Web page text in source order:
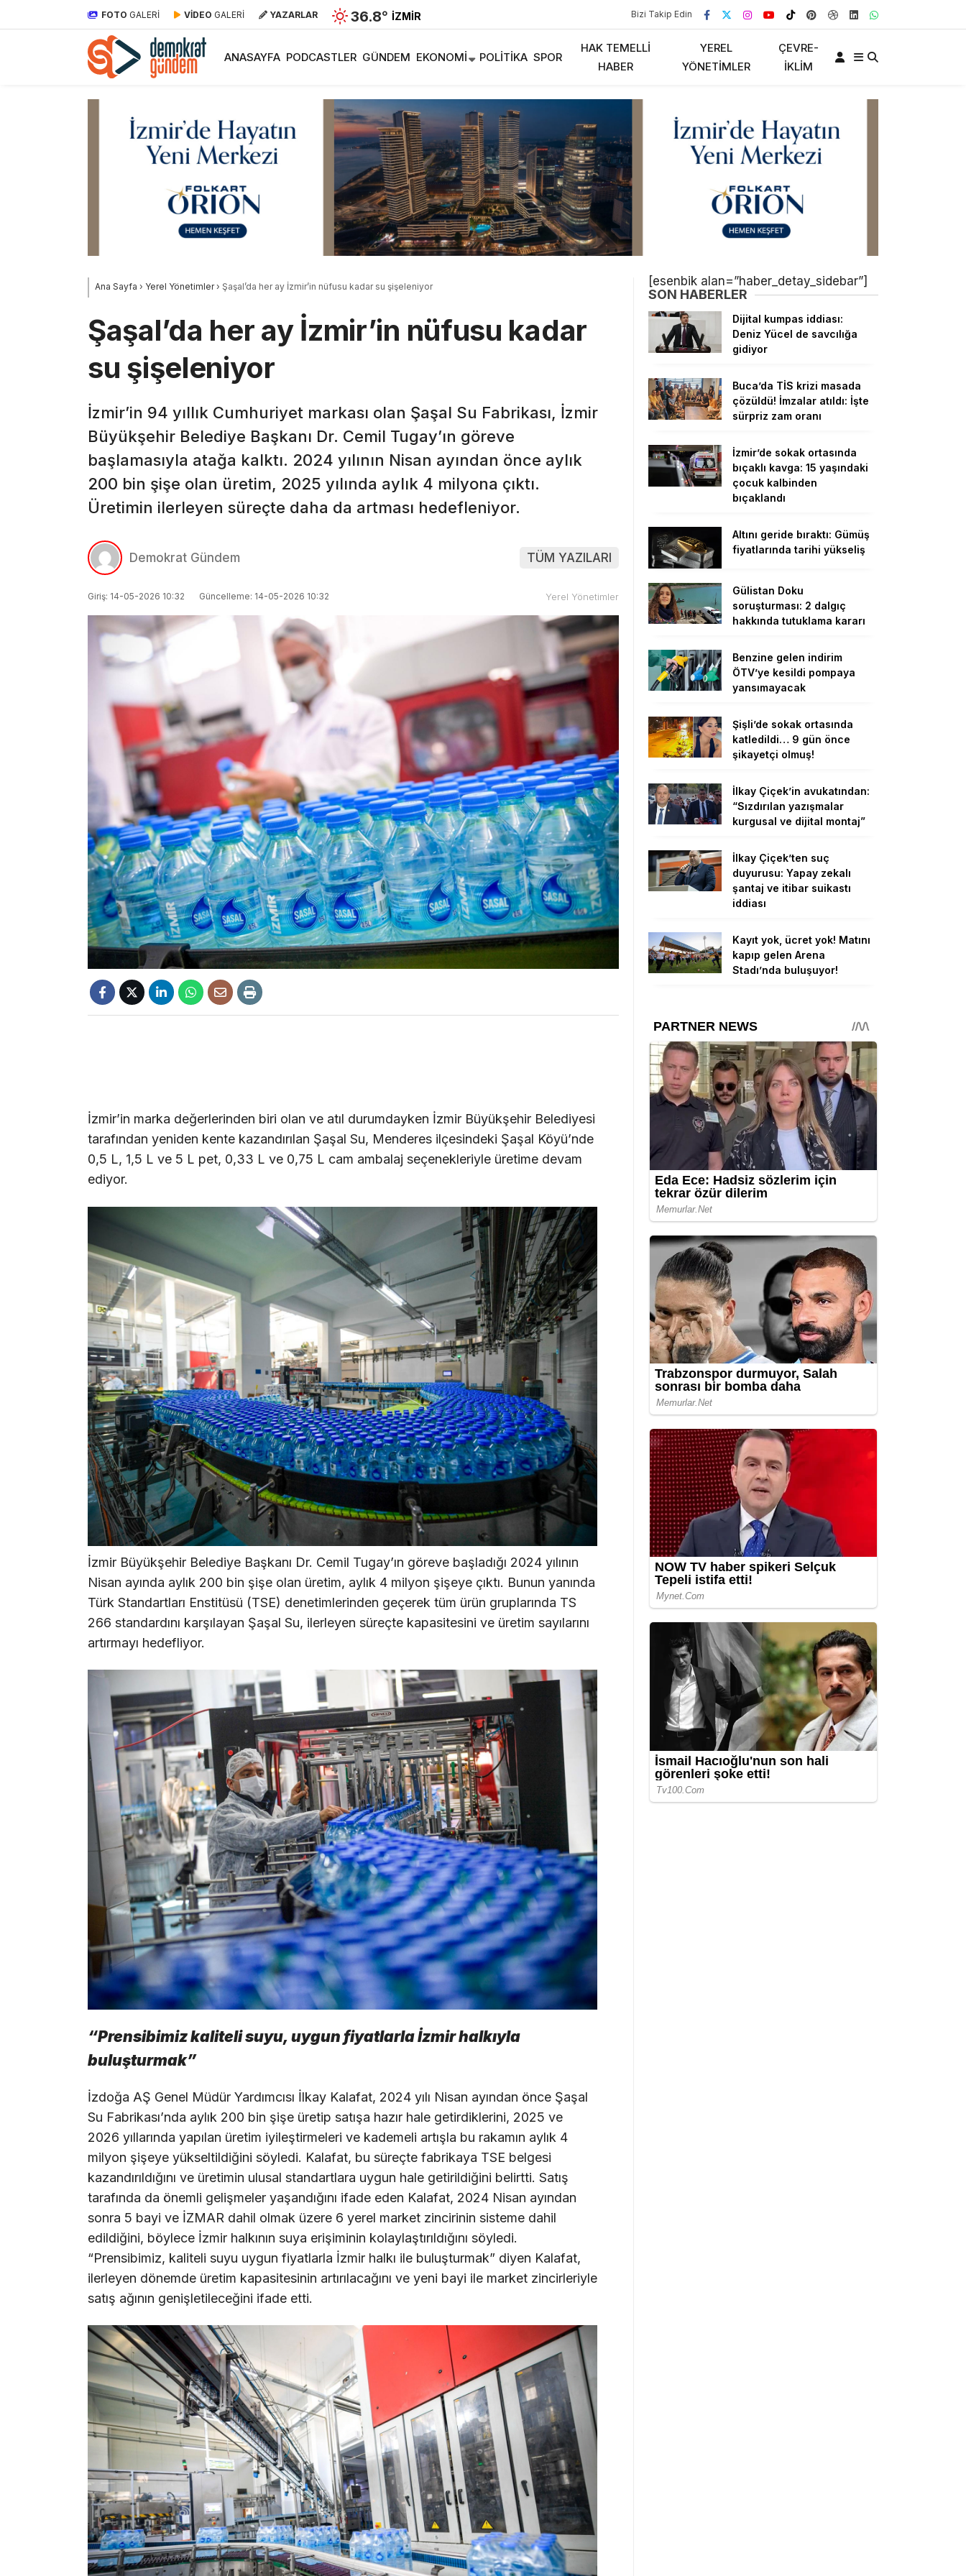
FOTO GALERİ VİDEO GALERİ YAZARLAR 36.8° İZMIR Bizi Takip Edin
ANASAYFA PODCASTLER GÜNDEM EKONOMI POLITIKA SPOR
HAK TEMELLI
HABER
YEREL
YÖNETIMLER
ÇEVRE-
İKLIM
Ana Sayfa › Yerel Yönetimler› Şaşal’da her ay İzmir’in nüfusu kadar su şişeleniyor
Şaşal’da her ay İzmir’in nüfusu kadar
su şişeleniyor
İzmir’in 94 yıllık Cumhuriyet markası olan Şaşal Su Fabrikası, İzmir
Büyükşehir Belediye Başkanı Dr. Cemil Tugay’ın göreve
başlamasıyla atağa kalktı. 2024 yılının Nisan ayından önce aylık
200 bin şişe olan üretim, 2025 yılında aylık 4 milyona çıktı.
Üretimin ilerleyen süreçte daha da artması hedefleniyor.
Demokrat Gündem TÜM YAZILARI
Giriş: 14-05-2026 10:32 Güncelleme: 14-05-2026 10:32 Yerel Yönetimler
İzmir’in marka değerlerinden biri olan ve atıl durumdayken İzmir Büyükşehir Belediyesi
tarafından yeniden kente kazandırılan Şaşal Su, Menderes ilçesindeki Şaşal Köyü’nde
0,5 L, 1,5 L ve 5 L pet, 0,33 L ve 0,75 L cam ambalaj seçenekleriyle üretime devam
ediyor.
İzmir Büyükşehir Belediye Başkanı Dr. Cemil Tugay’ın göreve başladığı 2024 yılının
Nisan ayında aylık 200 bin şişe olan üretim, aylık 4 milyon şişeye çıktı. Bunun yanında
Türk Standartları Enstitüsü (TSE) denetimlerinden geçerek tüm ürün gruplarında TS
266 standardını karşılayan Şaşal Su, ilerleyen süreçte kapasitesini ve üretim sayılarını
artırmayı hedefliyor.
“Prensibimiz kaliteli suyu, uygun fiyatlarla İzmir halkıyla
buluşturmak”
İzdoğa AŞ Genel Müdür Yardımcısı İlkay Kalafat, 2024 yılı Nisan ayından önce Şaşal
Su Fabrikası’nda aylık 200 bin şişe üretip satışa hazır hale getirdiklerini, 2025 ve
2026 yıllarında yapılan üretim iyileştirmeleri ve kademeli artışla bu rakamın aylık 4
milyon şişeye yükseltildiğini söyledi. Kalafat, bu süreçte fabrikaya TSE belgesi
kazandırıldığını ve üretimin ulusal standartlara uygun hale getirildiğini belirtti. Satış
tarafında da önemli gelişmeler yaşandığını ifade eden Kalafat, 2024 Nisan ayından
sonra 5 bayi ve İZMAR dahil olmak üzere 6 yerel market zincirinin sisteme dahil
edildiğini, böylece İzmir halkının suya erişiminin kolaylaştırıldığını söyledi.
“Prensibimiz, kaliteli suyu uygun fiyatlarla İzmir halkı ile buluşturmak” diyen Kalafat,
ilerleyen dönemde üretim kapasitesinin artırılacağını ve yeni bayi ile market zincirleriyle
satış ağının genişletileceğini ifade etti.
[esenbik alan=”haber_detay_sidebar”]
SON HABERLER
Dijital kumpas iddiası:
Deniz Yücel de savcılığa
gidiyor
Buca’da TİS krizi masada
çözüldü! İmzalar atıldı: İşte
sürpriz zam oranı
İzmir’de sokak ortasında
bıçaklı kavga: 15 yaşındaki
çocuk kalbinden
bıçaklandı
Altını geride bıraktı: Gümüş
fiyatlarında tarihi yükseliş
Gülistan Doku
soruşturması: 2 dalgıç
hakkında tutuklama kararı
Benzine gelen indirim
ÖTV’ye kesildi pompaya
yansımayacak
Şişli’de sokak ortasında
katledildi… 9 gün önce
şikayetçi olmuş!
İlkay Çiçek’in avukatından:
“Sızdırılan yazışmalar
kurgusal ve dijital montaj”
İlkay Çiçek’ten suç
duyurusu: Yapay zekalı
şantaj ve itibar suikastı
iddiası
Kayıt yok, ücret yok! Matını
kapıp gelen Arena
Stadı’nda buluşuyor!